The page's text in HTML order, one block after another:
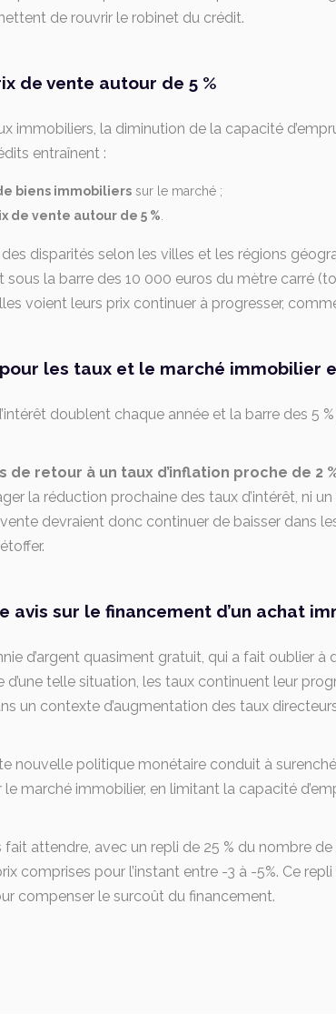
de rouvrir le robinet du crédit.
de vente autour de 5 %
immobiliers, la diminution de la capacité
entraînent :
biens immobiliers sur le marché ;
de vente autour de 5 %
disparités selon les villes et les régions
sous la barre des 10 000 euros du mètre carré
voient leurs prix continuer à progresser,
les taux et le marché immobilier
doublent chaque année et la barre des 5
de retour à un taux d’inflation proche de 2
la réduction prochaine des taux d’intérêt, ni
devraient donc continuer de baisser dans
avis sur le financement d’un achat
d’argent quasiment gratuit, qui a fait oublier à
d’une telle situation, les taux continuent leur
un contexte d’augmentation des taux
nouvelle politique monétaire conduit à
marché immobilier, en limitant la capacité
fait attendre, avec un repli de 25 % du nombre
comprises pour l’instant entre -3 à -5%. Ce
compenser le surcoût du financement.